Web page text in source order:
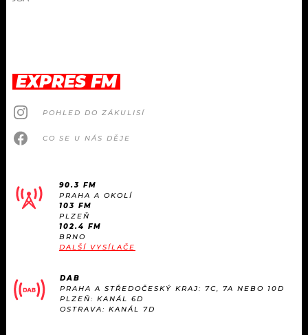
EXPRES FM
POHLED DO ZÁKULISÍ
CO SE U NÁS DĚJE
90.3 FM
PRAHA A OKOLÍ
103 FM
PLZEŇ
102.4 FM
BRNO
DALŠÍ VYSÍLAČE
DAB
PRAHA A STŘEDOČESKÝ KRAJ: 7C, 7A NEBO 10D
PLZEŇ: KANÁL 6D
OSTRAVA: KANÁL 7D